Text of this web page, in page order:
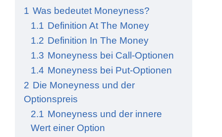
1 Was bedeutet Moneyness?
1.1 Definition At The Money
1.2 Definition In The Money
1.3 Moneyness bei Call-Optionen
1.4 Moneyness bei Put-Optionen
2 Die Moneyness und der
Optionspreis
2.1 Moneyness und der innere
Wert einer Option